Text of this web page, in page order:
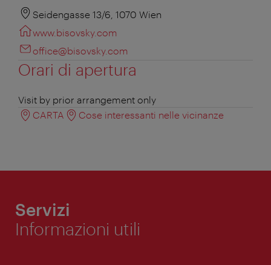
Seidengasse 13/6, 1070 Wien
www.bisovsky.com
office@bisovsky.com
Orari di apertura
Visit by prior arrangement only
CARTA
Cose interessanti nelle vicinanze
Servizi
Informazioni utili